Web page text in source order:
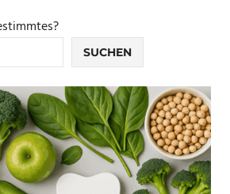
SUCHEN